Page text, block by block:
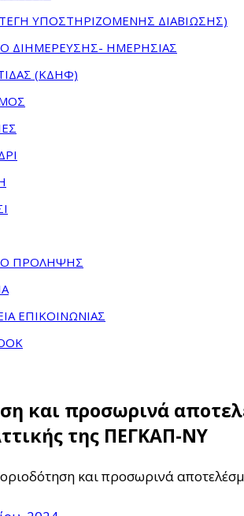
ΥΠΟΣΤΗΡΙΖΟΜΕΝΗΣ ΔΙΑΒΙΩΣΗΣ)
ΔΙΗΜΕΡΕΥΣΗΣ- ΗΜΕΡΗΣΙΑΣ
(ΚΔΗΦ)
ΠΡΟΛΗΨΗΣ
ΕΠΙΚΟΙΝΩΝΙΑΣ
και προσωρινά
της ΠΕΓΚΑΠ-ΝΥ
και προσωρινά